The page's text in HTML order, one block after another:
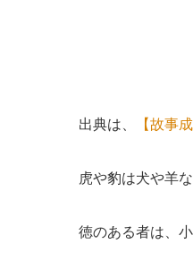
出典は、 【故事
虎や豹は犬や羊
徳のある者は、